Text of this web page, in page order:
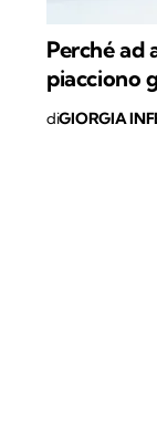
Perché ad
piacciono
diGIORGIA